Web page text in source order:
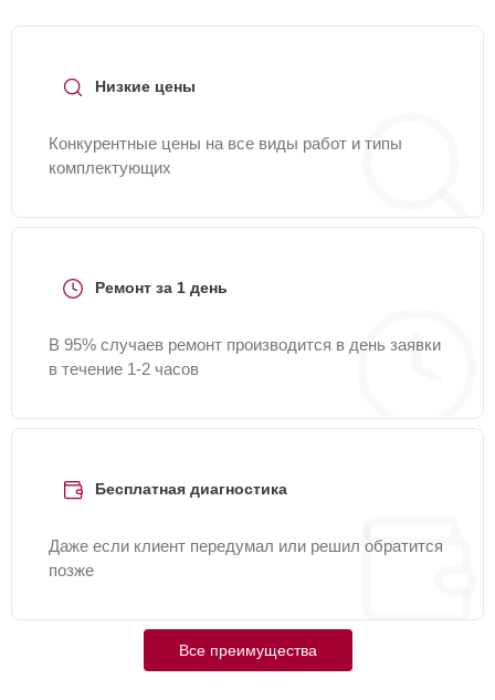
Низкие цены
Конкурентные цены на все виды работ и типы
комплектующих
Ремонт за 1 день
В 95% случаев ремонт производится в день заявки
в течение 1-2 часов
Бесплатная диагностика
Даже если клиент передумал или решил обратится
позже
Все преимущества